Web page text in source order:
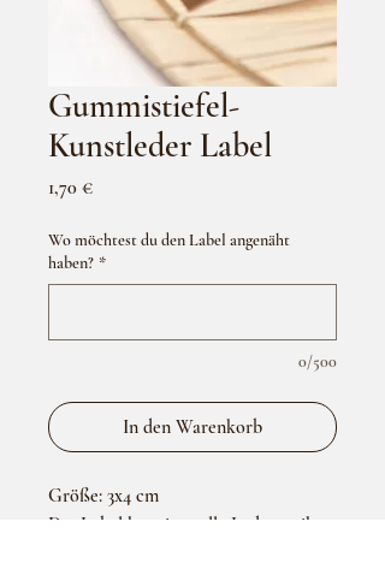
Gummistiefel-
Kunstleder Label
1,70 €Preis
Wo möchtest du den Label angenäht
haben? *
0/500
In den Warenkorb
Größe: 3x4 cm
Das Label hat eine tolle Lederoptik